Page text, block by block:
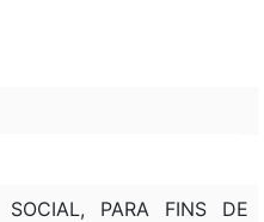
SOCIAL, PARA FINS DE